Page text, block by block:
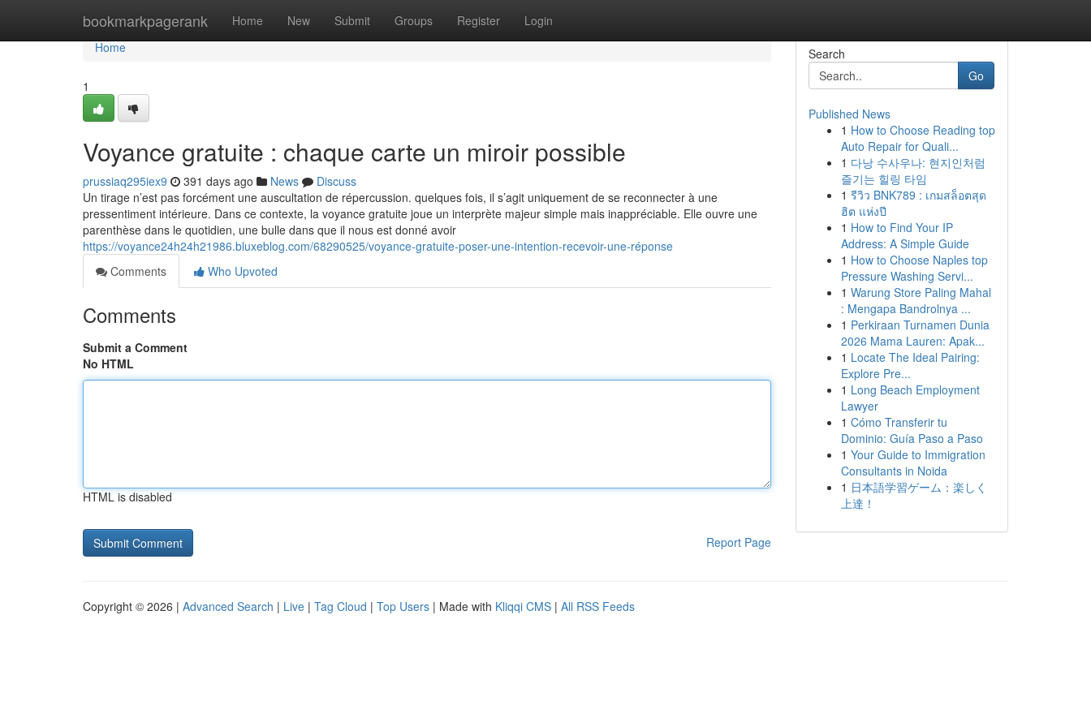
bookmarkpagerank Home New Submit Groups Register Login
Home
Home
1
Voyance gratuite : chaque carte un miroir possible
prussiaq295iex9 391 days ago News
Discuss
Un tirage n’est pas forcément une auscultation de répercussion. quelques fois, il s’agit uniquement de se reconnecter à une
pressentiment intérieure. Dans ce contexte, la voyance gratuite joue un interprète majeur simple mais inappréciable. Elle ouvre une
parenthèse dans le quotidien, une bulle dans que il nous est donné avoir
https://voyance24h24h21986.bluxeblog.com/68290525/voyance-gratuite-poser-une-intention-recevoir-une-réponse
Comments
Who Upvoted
Comments
Submit a Comment
No HTML
HTML is disabled
Report Page
Search
Go
Published News
1 How to Choose Reading top
Auto Repair for Quali...
1 다낭 수사우나: 현지인처럼
즐기는 힐링 타임
1 รีวิว BNK789 : เกมสล็อตสุด
ฮิต แห่งปี
1 How to Find Your IP
Address: A Simple Guide
1 How to Choose Naples top
Pressure Washing Servi...
1 Warung Store Paling Mahal
: Mengapa Bandrolnya ...
1 Perkiraan Turnamen Dunia
2026 Mama Lauren: Apak...
1 Locate The Ideal Pairing:
Explore Pre...
1 Long Beach Employment
Lawyer
1 Cómo Transferir tu
Dominio: Guía Paso a Paso
1 Your Guide to Immigration
Consultants in Noida
1 日本語学習ゲーム：楽しく
上達！
Copyright © 2026 | Advanced Search | Live | Tag Cloud | Top Users | Made with Kliqqi CMS | All RSS Feeds